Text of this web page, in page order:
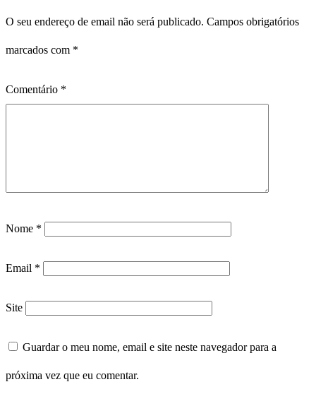
O seu endereço de email não será publicado. Campos obrigatórios
marcados com *
Comentário *
Nome *
Email *
Site
Guardar o meu nome, email e site neste navegador para a
próxima vez que eu comentar.